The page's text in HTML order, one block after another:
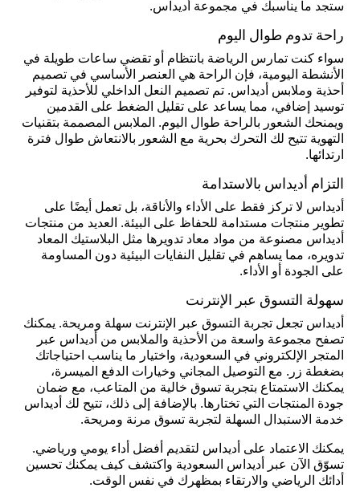
ستجد ما يناسبك في مجموعة أديداس.
راحة تدوم طوال اليوم
سواء كنت تمارس الرياضة بانتظام أو تقضي ساعات طويلة في
الأنشطة اليومية، فإن الراحة هي العنصر الأساسي في تصميم
أحذية وملابس أديداس. تم تصميم النعل الداخلي للأحذية لتوفير
توسيد إضافي، مما يساعد على تقليل الضغط على القدمين
ويمنحك الشعور بالراحة طوال اليوم. الملابس المصممة بتقنيات
التهوية تتيح لك التحرك بحرية مع الشعور بالانتعاش طوال فترة
ارتدائها.
التزام أديداس بالاستدامة
أديداس لا تركز فقط على الأداء والأناقة، بل تعمل أيضًا على
تطوير منتجات مستدامة للحفاظ على البيئة. العديد من منتجات
أديداس مصنوعة من مواد معاد تدويرها مثل البلاستيك المعاد
تدويره، مما يساهم في تقليل النفايات البيئية دون المساومة
على الجودة أو الأداء.
سهولة التسوق عبر الإنترنت
أديداس تجعل تجربة التسوق عبر الإنترنت سهلة ومريحة. يمكنك
تصفح مجموعة واسعة من الأحذية والملابس من أديداس عبر
المتجر الإلكتروني في السعودية، واختيار ما يناسب احتياجاتك
بضغطة زر. مع التوصيل المجاني وخيارات الدفع الميسرة،
يمكنك الاستمتاع بتجربة تسوق خالية من المتاعب، مع ضمان
جودة المنتجات التي تختارها. بالإضافة إلى ذلك، تتيح لك أديداس
خدمة الاستبدال السهلة لتجربة تسوق مرنة ومريحة.
يمكنك الاعتماد على أديداس لتقديم أفضل أداء يومي ورياضي.
تسوّق الآن عبر أديداس السعودية واكتشف كيف يمكنك تحسين
أدائك الرياضي والارتقاء بمظهرك في نفس الوقت.